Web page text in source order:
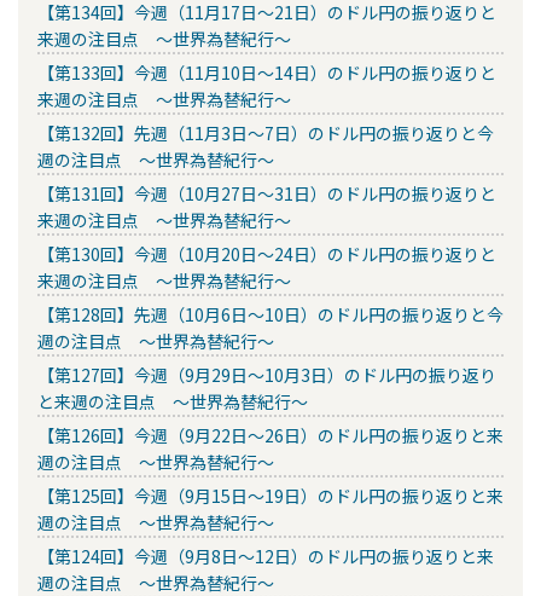
【第134回】今週（11月17日～21日）のドル円の振り返りと
来週の注目点 ～世界為替紀行～
【第133回】今週（11月10日～14日）のドル円の振り返りと
来週の注目点 ～世界為替紀行～
【第132回】先週（11月3日～7日）のドル円の振り返りと今
週の注目点 ～世界為替紀行～
【第131回】今週（10月27日～31日）のドル円の振り返りと
来週の注目点 ～世界為替紀行～
【第130回】今週（10月20日～24日）のドル円の振り返りと
来週の注目点 ～世界為替紀行～
【第128回】先週（10月6日～10日）のドル円の振り返りと今
週の注目点 ～世界為替紀行～
【第127回】今週（9月29日～10月3日）のドル円の振り返り
と来週の注目点 ～世界為替紀行～
【第126回】今週（9月22日～26日）のドル円の振り返りと来
週の注目点 ～世界為替紀行～
【第125回】今週（9月15日～19日）のドル円の振り返りと来
週の注目点 ～世界為替紀行～
【第124回】今週（9月8日～12日）のドル円の振り返りと来
週の注目点 ～世界為替紀行～